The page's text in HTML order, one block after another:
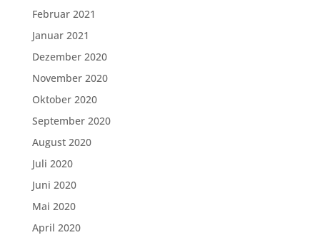
Februar 2021
Januar 2021
Dezember 2020
November 2020
Oktober 2020
September 2020
August 2020
Juli 2020
Juni 2020
Mai 2020
April 2020